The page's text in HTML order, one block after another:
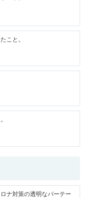
こと。
ナ対策の透明なパーテー